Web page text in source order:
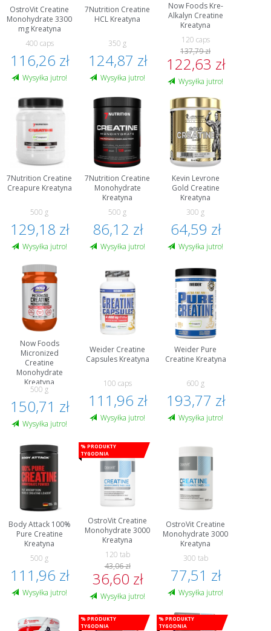
OstroVit Creatine
Monohydrate 3300
mg Kreatyna
400 caps
116,26 zł
Wysyłka jutro!
7Nutrition Creatine
HCL Kreatyna
350 g
124,87 zł
Wysyłka jutro!
Now Foods Kre-
Alkalyn Creatine
Kreatyna
120 caps
137,79 zł
122,63 zł
Wysyłka jutro!
7Nutrition Creatine
Creapure Kreatyna
500 g
129,18 zł
Wysyłka jutro!
7Nutrition Creatine
Monohydrate
Kreatyna
500 g
86,12 zł
Wysyłka jutro!
Kevin Levrone
Gold Creatine
Kreatyna
300 g
64,59 zł
Wysyłka jutro!
Now Foods
Micronized
Creatine
Monohydrate
Kreatyna
500 g
150,71 zł
Wysyłka jutro!
Weider Creatine
Capsules Kreatyna
100 caps
111,96 zł
Wysyłka jutro!
Weider Pure
Creatine Kreatyna
600 g
193,77 zł
Wysyłka jutro!
Body Attack 100%
Pure Creatine
Kreatyna
500 g
111,96 zł
Wysyłka jutro!
% Produkty
tygodnia
OstroVit Creatine
Monohydrate 3000
Kreatyna
120 tab
43,06 zł
36,60 zł
Wysyłka jutro!
OstroVit Creatine
Monohydrate 3000
Kreatyna
300 tab
77,51 zł
Wysyłka jutro!
% Produkty
tygodnia
% Produkty
tygodnia